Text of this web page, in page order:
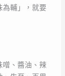
為輔」，就要
噌、醬油、辣